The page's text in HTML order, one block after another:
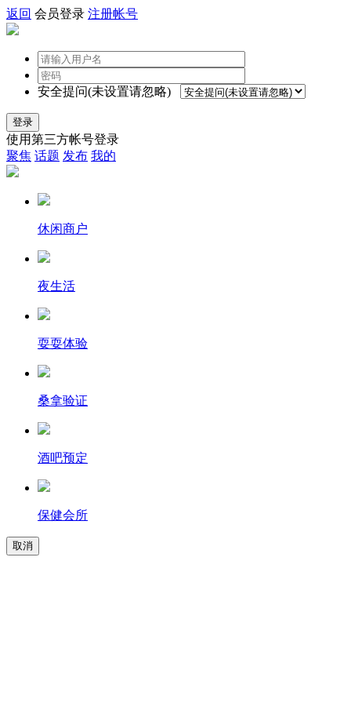
返回 会员登录 注册帐号
安全提问(未设置请忽略)
登录
使用第三方帐号登录
聚焦 话题 发布 我的
休闲商户
夜生活
耍耍体验
桑拿验证
酒吧预定
保健会所
取消